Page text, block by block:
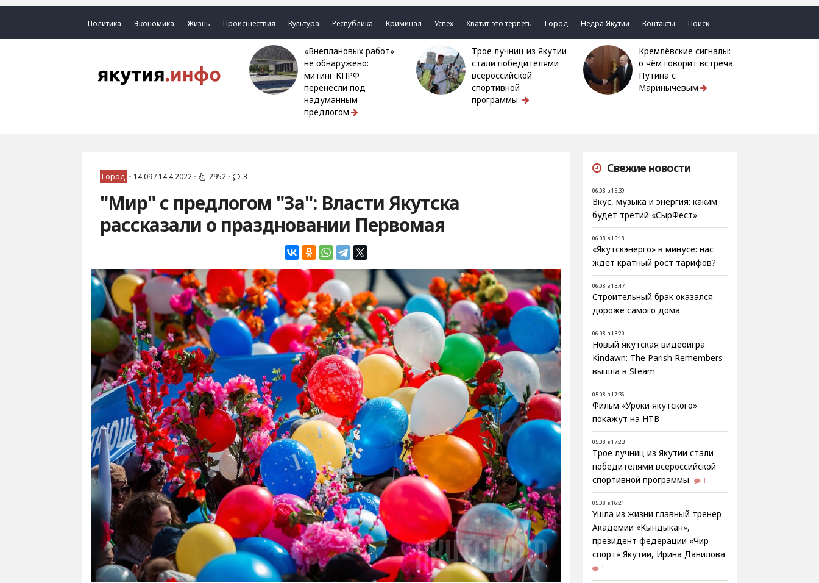
Политика Экономика Жизнь Происшествия Культура Республика Криминал Успех Хватит это терпеть Город Недра Якутии Контакты Поиск
«Внеплановых работ»
не обнаружено:
митинг КПРФ
перенесли под
надуманным
предлогом
Трое лучниц из Якутии
стали победителями
всероссийской
спортивной
программы
Кремлёвские сигналы:
о чём говорит встреча
Путина с
Маринычевым
Город • 14:09 / 14.4.2022 • 2952 • 3
"Мир" с предлогом "За": Власти Якутска
рассказали о праздновании Первомая
Свежие новости
06.08 в 15:39
Вкус, музыка и энергия: каким
будет третий «СырФест»
06.08 в 15:18
«Якутскэнерго» в минусе: нас
ждёт кратный рост тарифов?
06.08 в 13:47
Строительный брак оказался
дороже самого дома
06.08 в 13:20
Новый якутская видеоигра
Kindawn: The Parish Remembers
вышла в Steam
05.08 в 17:36
Фильм «Уроки якутского»
покажут на НТВ
05.08 в 17:23
Трое лучниц из Якутии стали
победителями всероссийской
спортивной программы
1
05.08 в 16:21
Ушла из жизни главный тренер
Академии «Кындыкан»,
президент федерации «Чир
спорт» Якутии, Ирина Данилова
1